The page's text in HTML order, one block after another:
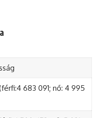
683 091; nő: 4 995